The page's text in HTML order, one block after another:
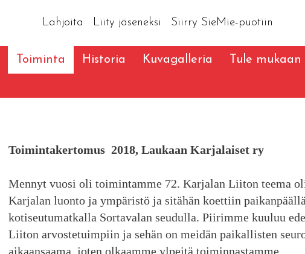
Lahjoita Liity jäseneksi Siirry SieMie-puotiin
Toiminta Historia Kuvagalleria Tule mukaan
Toimintakertomus 2018, Laukaan Karjalaiset ry
Mennyt vuosi oli toimintamme 72. Karjalan Liiton teema
Karjalan luonto ja ympäristö ja sitähän koettiin paikanpäällä
kotiseutumatkalla Sortavalan seudulla. Piirimme kuuluu
Liiton arvostetuimpiin ja sehän on meidän paikallisten
aikaansaama, joten olkaamme ylpeitä toiminnastamme.